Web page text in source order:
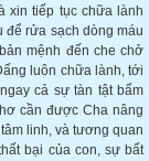
xin tiếp tục chữa lành
để rửa sạch dòng máu
mệnh đến che chở
luôn chữa lành, tới
cả sự tàn tật bẩm
cần được Cha nâng
linh, và tương quan
bại của con, sự bất